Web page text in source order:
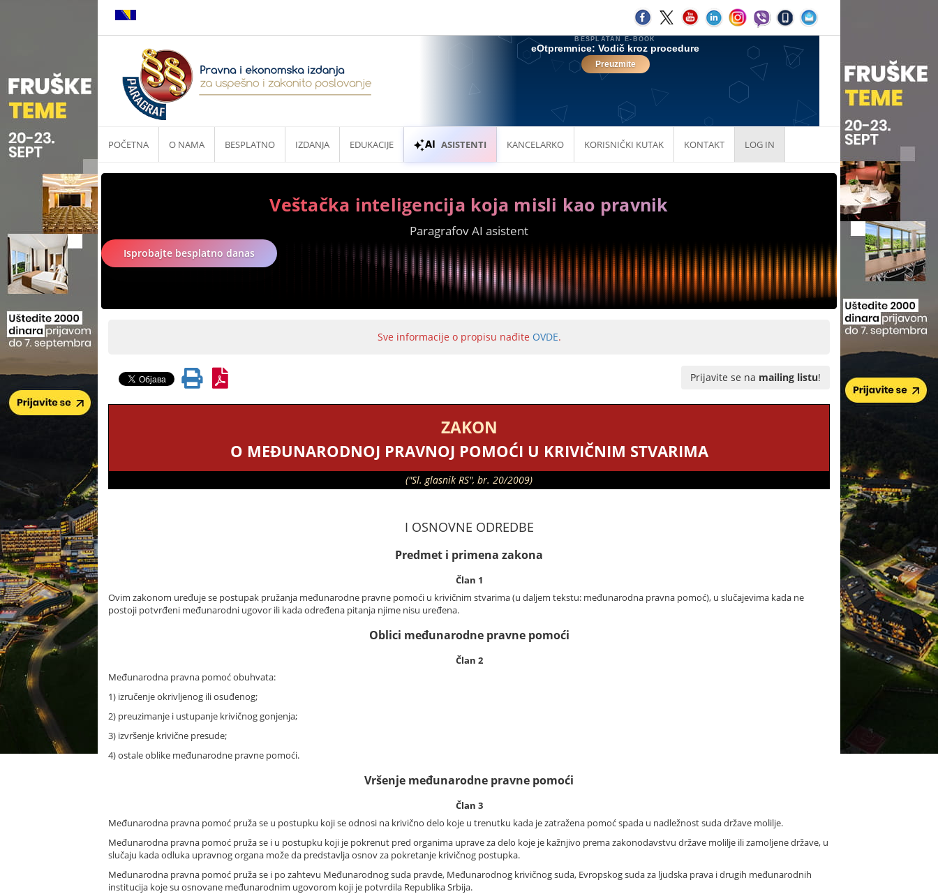
POČETNA O NAMA BESPLATNO IZDANJA EDUKACIJE ASISTENTI KANCELARKO KORISNIČKI KUTAK KONTAKT LOG IN
Veštačka inteligencija koja misli kao pravnik
Paragrafov AI asistent
Isprobajte besplatno danas
Sve informacije o propisu nađite OVDE.
Prijavite se na mailing listu!
ZAKON
O MEĐUNARODNOJ PRAVNOJ POMOĆI U KRIVIČNIM STVARIMA
("Sl. glasnik RS", br. 20/2009)
I OSNOVNE ODREDBE
Predmet i primena zakona
Član 1
Ovim zakonom uređuje se postupak pružanja međunarodne pravne pomoći u krivičnim stvarima (u daljem tekstu: međunarodna pravna pomoć), u slučajevima kada ne
postoji potvrđeni međunarodni ugovor ili kada određena pitanja njime nisu uređena.
Oblici međunarodne pravne pomoći
Član 2
Međunarodna pravna pomoć obuhvata:
1) izručenje okrivljenog ili osuđenog;
2) preuzimanje i ustupanje krivičnog gonjenja;
3) izvršenje krivične presude;
4) ostale oblike međunarodne pravne pomoći.
Vršenje međunarodne pravne pomoći
Član 3
Međunarodna pravna pomoć pruža se u postupku koji se odnosi na krivično delo koje u trenutku kada je zatražena pomoć spada u nadležnost suda države molilje.
Međunarodna pravna pomoć pruža se i u postupku koji je pokrenut pred organima uprave za delo koje je kažnjivo prema zakonodavstvu države molilje ili zamoljene države, u
slučaju kada odluka upravnog organa može da predstavlja osnov za pokretanje krivičnog postupka.
Međunarodna pravna pomoć pruža se i po zahtevu Međunarodnog suda pravde, Međunarodnog krivičnog suda, Evropskog suda za ljudska prava i drugih međunarodnih
institucija koje su osnovane međunarodnim ugovorom koji je potvrdila Republika Srbija.